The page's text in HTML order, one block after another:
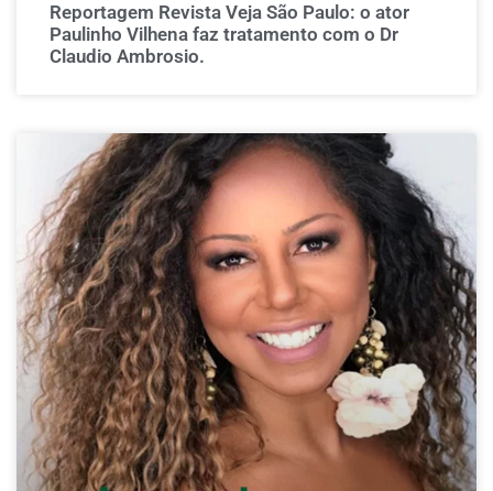
Reportagem Revista Veja São Paulo: o ator
Paulinho Vilhena faz tratamento com o Dr
Claudio Ambrosio.